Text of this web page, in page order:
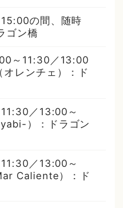
15:00の間、随時
ゴン橋
～11:30／13:00
レンチェ）：ド
／13:00～
）：ドラゴン
／13:00～
Caliente）：ド